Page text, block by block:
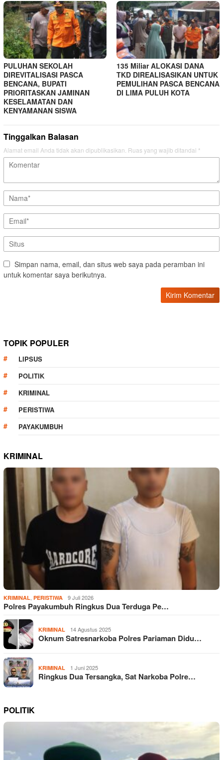
PULUHAN SEKOLAH
DIREVITALISASI PASCA
BENCANA, BUPATI
PRIORITASKAN JAMINAN
KESELAMATAN DAN
KENYAMANAN SISWA
135 Miliar ALOKASI DANA
TKD DIREALISASIKAN UNTUK
PEMULIHAN PASCA BENCANA
DI LIMA PULUH KOTA
Tinggalkan Balasan
Alamat email Anda tidak akan dipublikasikan. Ruas yang wajib ditandai *
Simpan nama, email, dan situs web saya pada peramban ini
untuk komentar saya berikutnya.
TOPIK POPULER
LIPSUS
POLITIK
KRIMINAL
PERISTIWA
PAYAKUMBUH
KRIMINAL
KRIMINAL PERISTIWA 9 Juli 2026
Polres Payakumbuh Ringkus Dua Terduga Pe…
KRIMINAL 14 Agustus 2025
Oknum Satresnarkoba Polres Pariaman Didu…
KRIMINAL 1 Juni 2025
Ringkus Dua Tersangka, Sat Narkoba Polre…
POLITIK